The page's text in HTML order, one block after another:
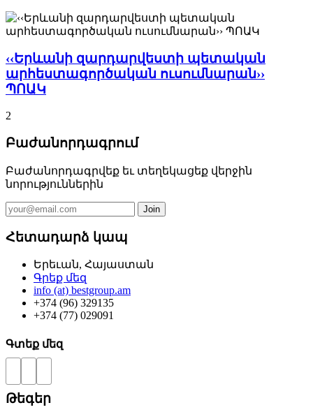
‹‹Երևանի զարդարվեստի պետական
արհեստագործական ուսումնարան››
ՊՈԱԿ
2
Բաժանորդագրում
Բաժանորդագրվեք եւ տեղեկացեք վերջին
նորություններին
Հետադարձ կապ
Երեւան, Հայաստան
Գրեք մեզ
info (at) bestgroup.am
+374 (96) 329135
+374 (77) 029091
Գտեք մեզ
Թեգեր